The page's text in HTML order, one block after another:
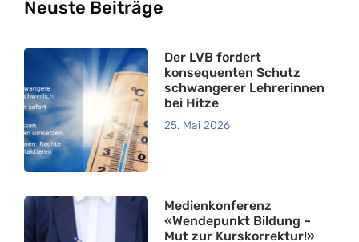
Neuste Beiträge
Der LVB fordert
konsequenten Schutz
schwangerer Lehrerinnen
bei Hitze
25. Mai 2026
Medienkonferenz
«Wendepunkt Bildung –
Mut zur Kurskorrektur!»